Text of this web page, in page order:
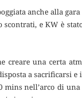
anche alla
scontrati, e KW è
creare una certa
a sacrificarsi
nell’arco di